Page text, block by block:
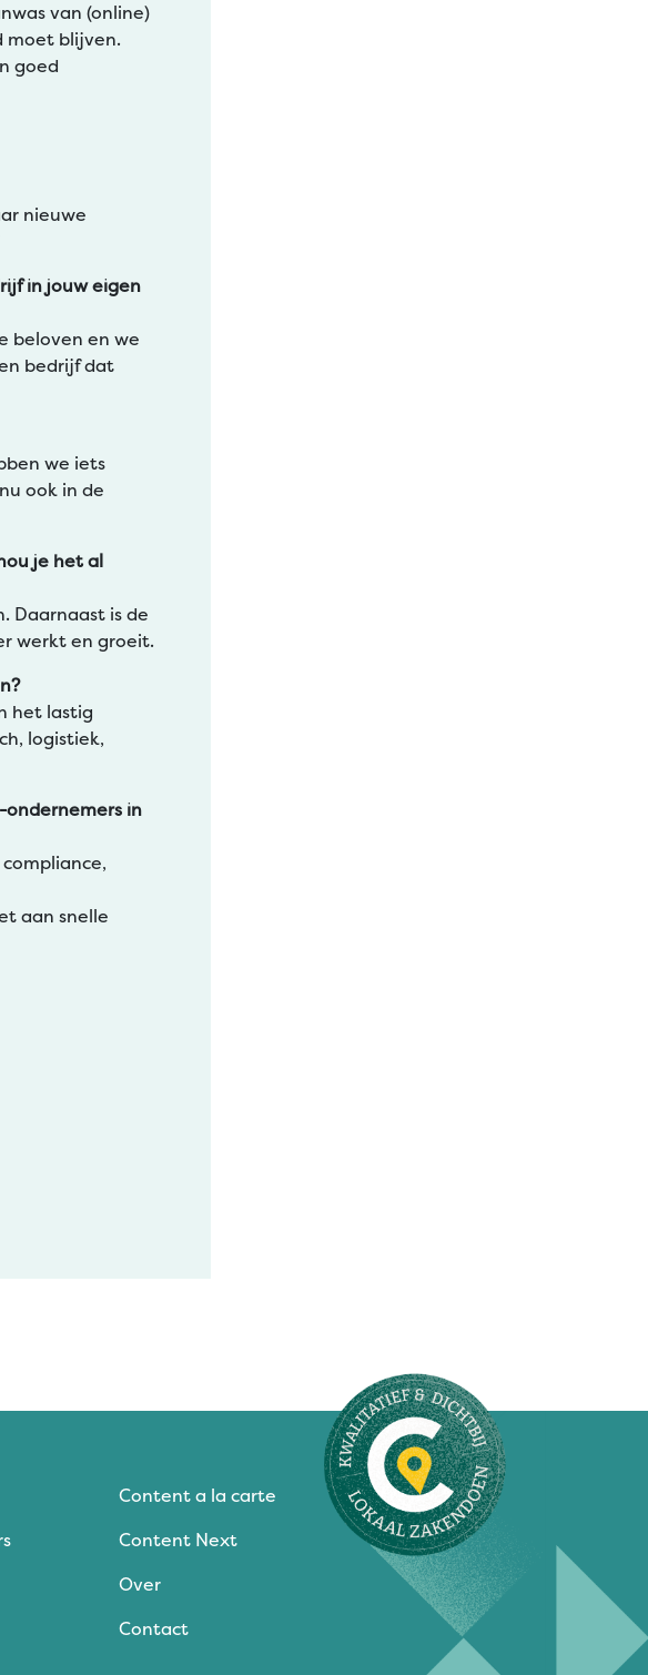
van (online)
moet blijven.
goed
nieuwe
in jouw eigen
beloven en we
bedrijf dat
we iets
ook in de
je het al
Daarnaast is de
werkt en groeit.
het lastig
logistiek,
in
aan snelle
Content a la carte
Content Next
Over
Contact